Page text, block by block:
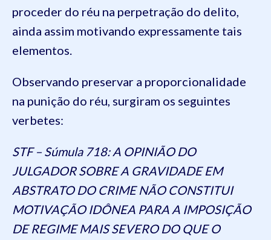
proceder do réu na perpetração do delito,
ainda assim motivando expressamente tais
elementos.
Observando preservar a proporcionalidade
na punição do réu, surgiram os seguintes
verbetes:
STF – Súmula 718: A OPINIÃO DO
JULGADOR SOBRE A GRAVIDADE EM
ABSTRATO DO CRIME NÃO CONSTITUI
MOTIVAÇÃO IDÔNEA PARA A IMPOSIÇÃO
DE REGIME MAIS SEVERO DO QUE O